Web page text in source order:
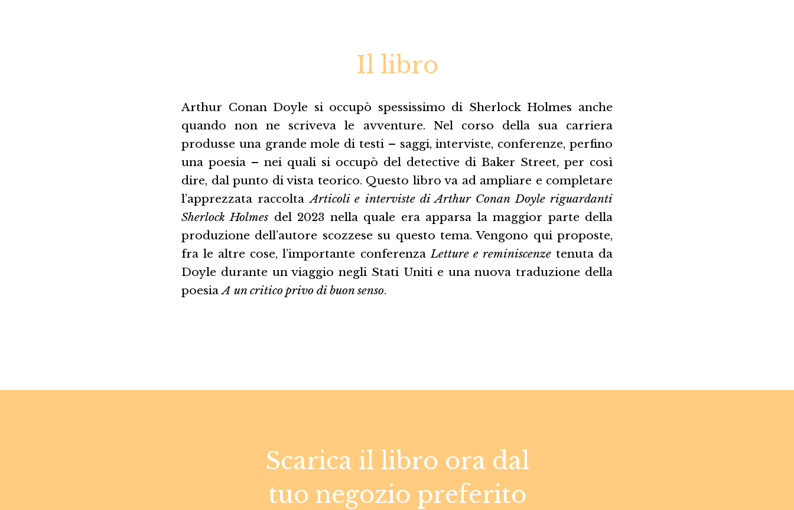
Il libro
Arthur Conan Doyle si occupò spessissimo di Sherlock Holmes anche
quando non ne scriveva le avventure. Nel corso della sua carriera
produsse una grande mole di testi – saggi, interviste, conferenze, perfino
una poesia – nei quali si occupò del detective di Baker Street, per così
dire, dal punto di vista teorico. Questo libro va ad ampliare e completare
l’apprezzata raccoltaArticoli e interviste di Arthur Conan Doyle riguardanti
Sherlock Holmes del 2023 nella quale era apparsa la maggior parte della
produzione dell’autore scozzese su questo tema. Vengono qui proposte,
fra le altre cose, l’importante conferenzaLetture e reminiscenzetenuta da
Doyle durante un viaggio negli Stati Uniti e una nuova traduzione della
poesiaA un critico privo di buon senso.
Scarica il libro ora dal
tuo negozio preferito